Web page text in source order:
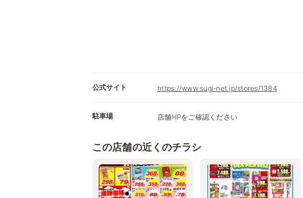
公式サイト https://www.sugi-net.jp/stores/1384
駐車場 店舗HPをご確認ください
この店舗の近くのチラシ